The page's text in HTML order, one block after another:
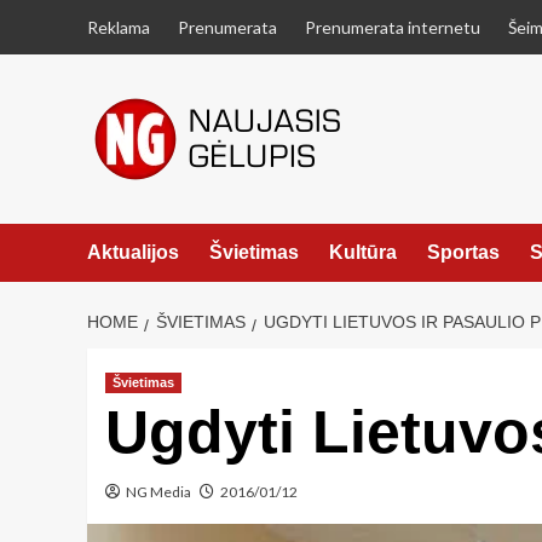
Reklama Prenumerata Prenumerata internetu
Aktualijos Švietimas Kultūra Sportas
HOME ŠVIETIMAS UGDYTI LIETUVOS IR PASAULIO
Švietimas
Ugdyti
NG Media 2016/01/12